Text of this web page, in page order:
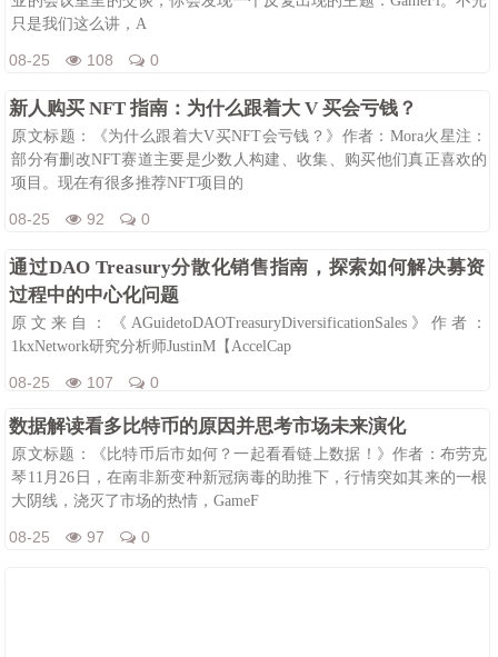
只是我们这么讲，A
08-25 108 0
新人购买 NFT 指南：为什么跟着大 V 买会亏钱？
原文标题：《为什么跟着大V买NFT会亏钱？》作者：Mora火星注：
部分有删改NFT赛道主要是少数人构建、收集、购买他们真正喜欢的
项目。现在有很多推荐NFT项目的
08-25 92 0
通过DAO Treasury分散化销售指南，探索如何解决募资
过程中的中心化问题
原文来自：《AGuidetoDAOTreasuryDiversificationSales》作者：
1kxNetwork研究分析师JustinM【AccelCap
08-25 107 0
数据解读看多比特币的原因并思考市场未来演化
原文标题：《比特币后市如何？一起看看链上数据！》作者：布劳克
琴11月26日，在南非新变种新冠病毒的助推下，行情突如其来的一根
大阴线，浇灭了市场的热情，GameF
08-25 97 0